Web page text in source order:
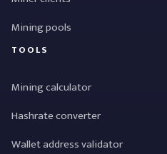
Mining pools
TOOLS
Mining calculator
Hashrate converter
Wallet address validator